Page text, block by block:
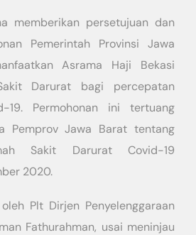
memberikan persetujuan dan
Pemerintah Provinsi Jawa
Asrama Haji Bekasi
Darurat bagi percepatan
19. Permohonan ini tertuang
Pemprov Jawa Barat tentang
Sakit Darurat Covid-19
2020.
Plt Dirjen Penyelenggaraan
Fathurahman, usai meninjau